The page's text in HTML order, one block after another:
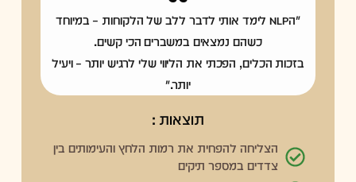
"הNLP לימד אותי לדבר ללב של הלקוחות – במיוחד
כשהם נמצאים במשברים הכי קשים.
בזכות הכלים, הפכתי את הליווי שלי לרגיש יותר – ויעיל
יותר."
תוצאות :
הצליחה להפחית את רמות הלחץ והעימותים בין
צדדים במספר תיקים